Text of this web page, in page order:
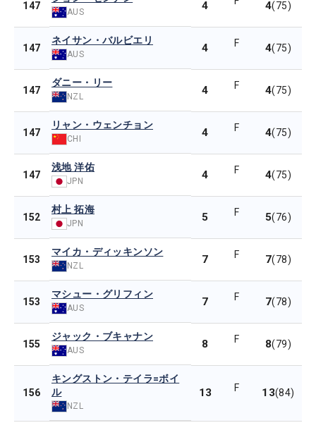
147
AUS 4 4(75)
147
ネイサン・バルビエリ
AUS 4 F 4(75)
147
ダニー・リー
NZL 4 F 4(75)
147
リャン・ウェンチョン
CHI 4 F 4(75)
147
浅地 洋佑
JPN 4 F 4(75)
152
村上 拓海
JPN 5 F 5(76)
153
マイカ・ディッキンソン
NZL 7 F 7(78)
153
マシュー・グリフィン
AUS 7 F 7(78)
155
ジャック・ブキャナン
AUS 8 F 8(79)
156
キングストン・テイラ=ボイ
ル
NZL
13 F 13(84)